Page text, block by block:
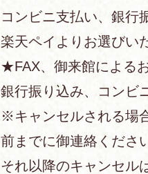
コンビニ支払い、銀行
楽天ペイよりお選びい
★FAX、御来館による
銀行振り込み、コンビ
※キャンセルされる場
前までに御連絡くださ
それ以降のキャンセル